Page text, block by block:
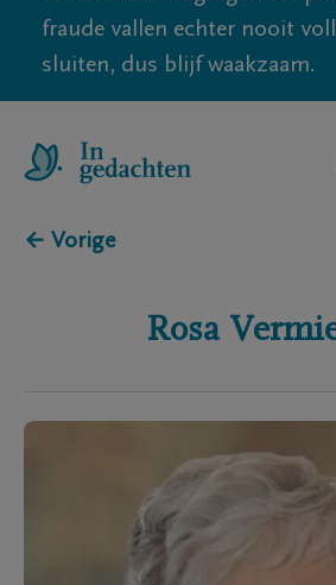
fraude vallen echter nooit
sluiten, dus blijf waakzaam.
← Vorige
Rosa